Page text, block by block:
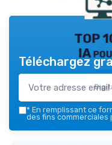
TOP
IA
Téléchargez
* En remplissant ce
des fins commerciales